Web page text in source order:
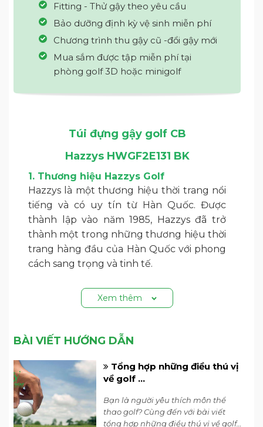
Fitting - Thử gậy theo yêu cầu
Bảo dưỡng định kỳ vệ sinh miễn phí
Chương trình thu gậy cũ -đổi gậy mới
Mua sắm được tập miễn phí tại
phòng golf 3D hoặc minigolf
Túi đựng gậy golf CB
Hazzys HWGF2E131 BK
1. Thương hiệu Hazzys Golf
Hazzys là một thương hiệu thời trang nổi
tiếng và có uy tín từ Hàn Quốc. Được
thành lập vào năm 1985, Hazzys đã trở
thành một trong những thương hiệu thời
trang hàng đầu của Hàn Quốc với phong
cách sang trọng và tinh tế.
Phong cách thiết kế của
Hazzys golf
thường mang tính cổ điển và tinh tế, kết
các bộ sưu tập thời trang đa dạng, bao
túi, phụ kiện và nhiều sản phẩm khác, với
sự chú trọng đến chi tiết và sự tỉ mỉ trong
từng đường cắt may.
2. Thông số sản phẩm
Xem thêm
BÀI VIẾT HƯỚNG DẪN
Tổng hợp những điều thú vị
về golf ...
Bạn là người yêu thích môn thể
thao golf? Cùng đến với bài viết
tổng hợp những điều thú vị về golf